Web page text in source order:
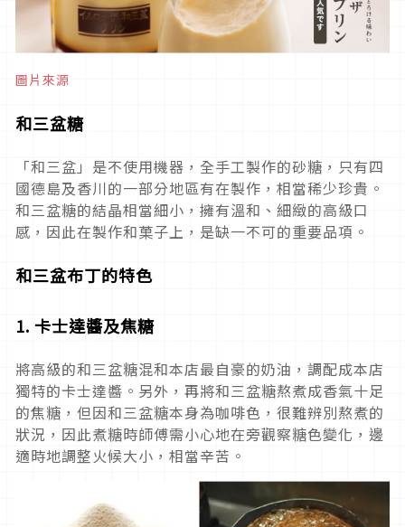
圖片來源
和三盆糖
「和三盆」是不使用機器，全手工製作的砂糖，只有四
國德島及香川的一部分地區有在製作，相當稀少珍貴。
和三盆糖的結晶相當細小，擁有溫和、細緻的高級口
感，因此在製作和菓子上，是缺一不可的重要品項。
和三盆布丁的特色
1. 卡士達醬及焦糖
將高級的和三盆糖混和本店最自豪的奶油，調配成本店
獨特的卡士達醬。另外，再將和三盆糖熬煮成香氣十足
的焦糖，但因和三盆糖本身為咖啡色，很難辨別熬煮的
狀況，因此煮糖時師傅需小心地在旁觀察糖色變化，邊
適時地調整火候大小，相當辛苦。